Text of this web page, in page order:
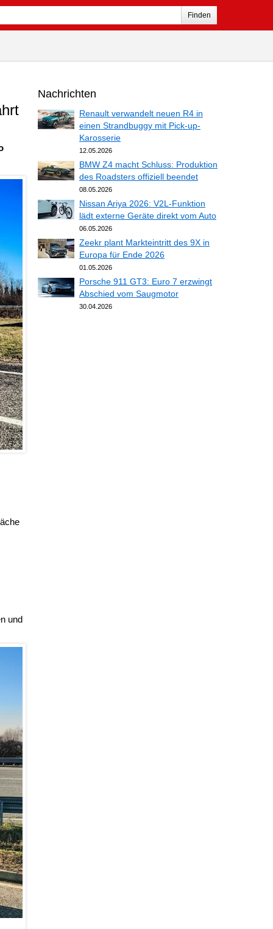
Finden
und
Nachrichten
Renault verwandelt neuen R4 in
einen Strandbuggy mit Pick-up-
Karosserie
12.05.2026
BMW Z4 macht Schluss: Produktion
des Roadsters offiziell beendet
08.05.2026
Nissan Ariya 2026: V2L-Funktion
lädt externe Geräte direkt vom Auto
06.05.2026
Zeekr plant Markteintritt des 9X in
Europa für Ende 2026
01.05.2026
Porsche 911 GT3: Euro 7 erzwingt
Abschied vom Saugmotor
30.04.2026